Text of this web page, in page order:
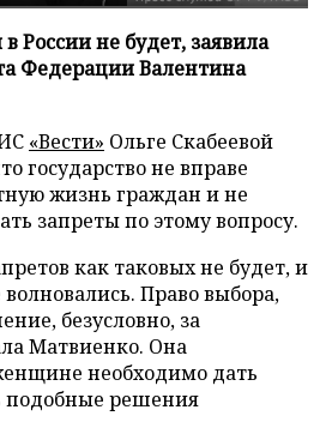
России не будет, заявила
Федерации Валентина
«Вести» Ольге Скабеевой
государство не вправе
жизнь граждан и не
запреты по этому вопросу.
как таковых не будет, и
Право выбора,
безусловно, за
Матвиенко. Она
необходимо дать
подобные решения